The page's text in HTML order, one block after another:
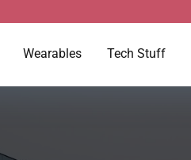
Wearables Tech Stuff